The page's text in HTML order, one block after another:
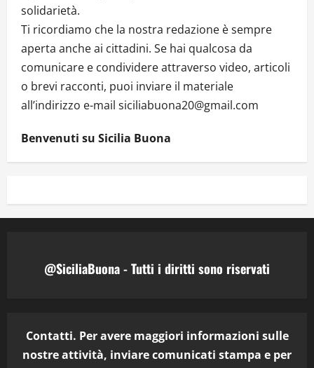
solidarietà.
Ti ricordiamo che la nostra redazione è sempre
aperta anche ai cittadini. Se hai qualcosa da
comunicare e condividere attraverso video, articoli
o brevi racconti, puoi inviare il materiale
all’indirizzo e-mail siciliabuona20@gmail.com
Benvenuti su Sicilia Buona
@SiciliaBuona - Tutti i diritti sono riservati
Contatti. Per avere maggiori informazioni sulle
nostre attività, inviare comunicati stampa e per